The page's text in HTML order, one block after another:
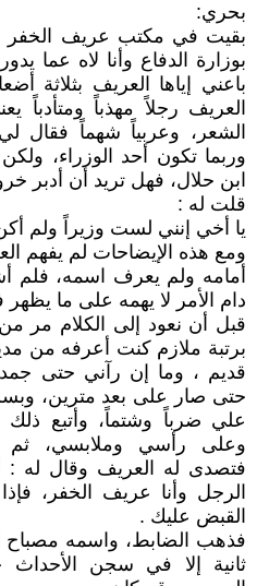
بحري:
بقيت في مكتب عريف الخفر
بوزارة الدفاع وأنا لاه عما
باعني إياها العريف بثلاثة
العريف رجلاً مهذباً ومتأدباً
الشعر، وعربياً شهماً فقال
وربما تكون أحد الوزراء،
ابن حلال، فهل تريد أن
قلت له :
يا أخي إنني لست وزيراً ولم
ومع هذه الإيضاحات لم يفهم
أمامه ولم يعرف اسمه، فلم
دام الأمر لا يهمه على ما
قبل أن نعود إلى الكلام مر
برتبة ملازم كنت أعرفه من
قديم ، وما إن رآني حتى
حتى صار على بعد مترين،
علي ضرباً وشتماً، وأتبع
وعلى رأسي وملابسي،
فتصدى له العريف وقال له :
الرجل وأنا عريف الخفر،
القبض عليك .
فذهب الضابط، واسمه مصباح
ثانية إلا في سجن